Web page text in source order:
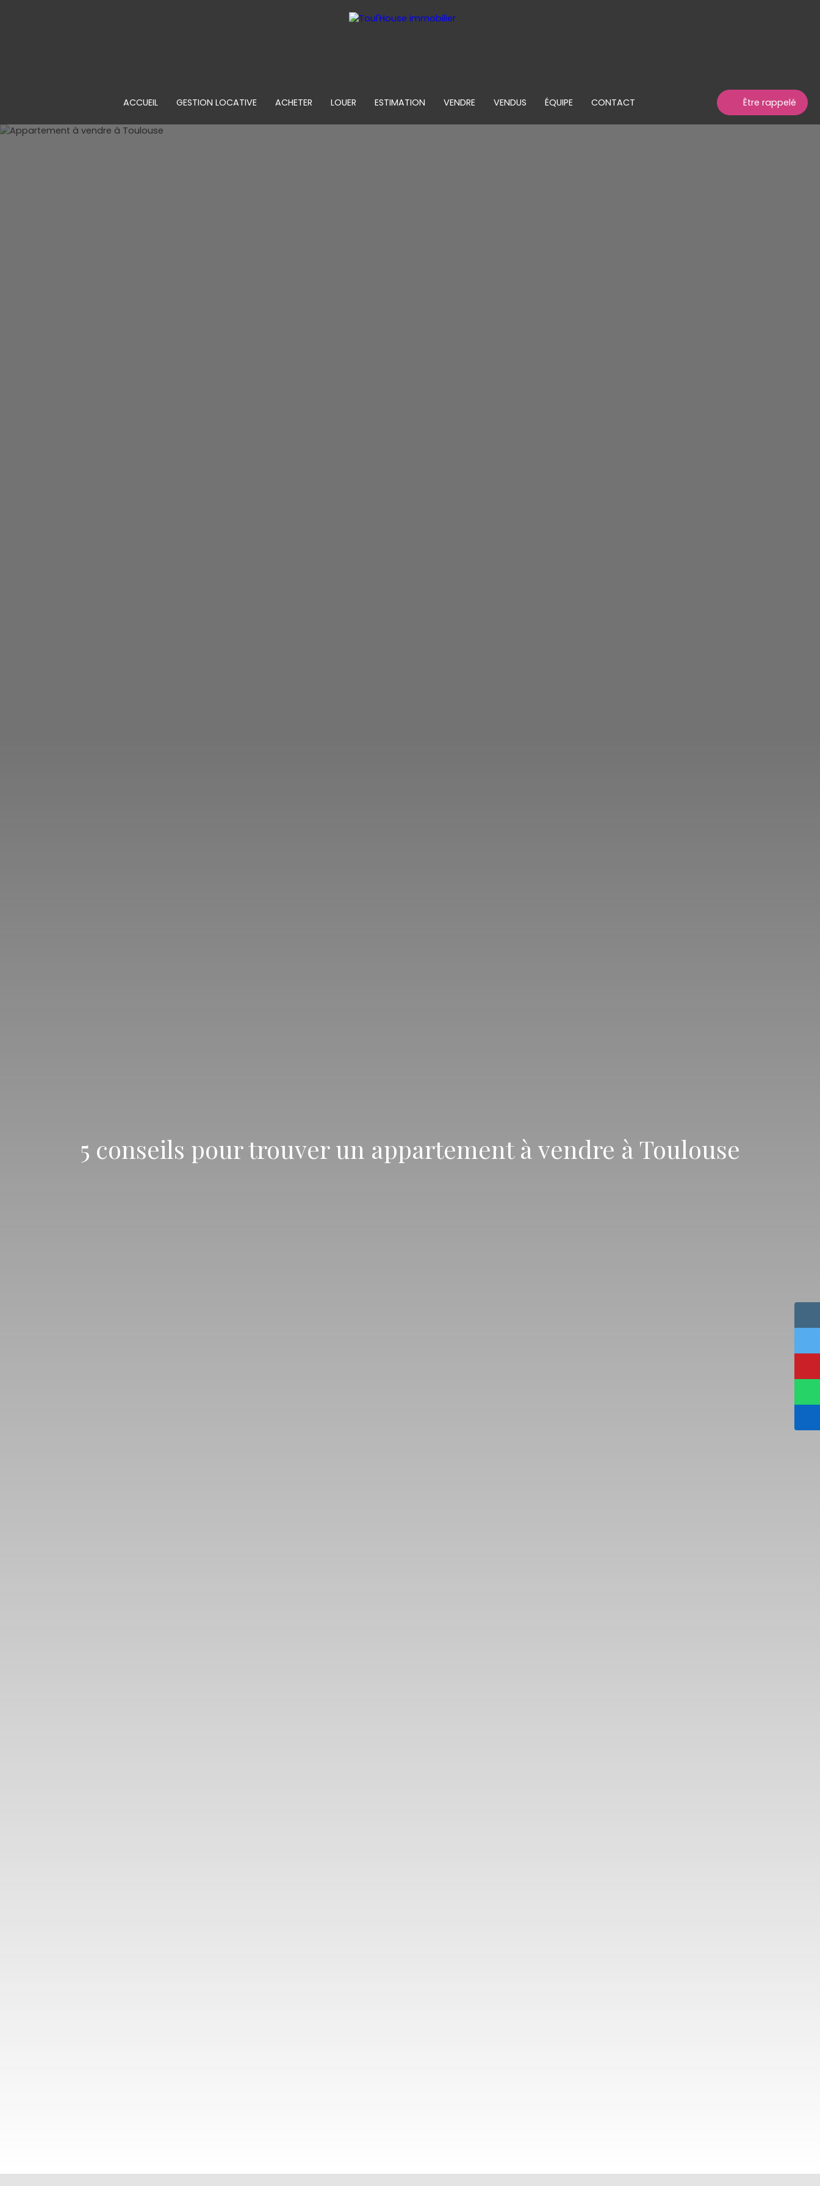
ACCUEIL GESTION LOCATIVE ACHETER LOUER ESTIMATION VENDRE VENDUS ÉQUIPE CONTACT Être rappelé
5 conseils pour trouver un appartement à vendre à Toulouse